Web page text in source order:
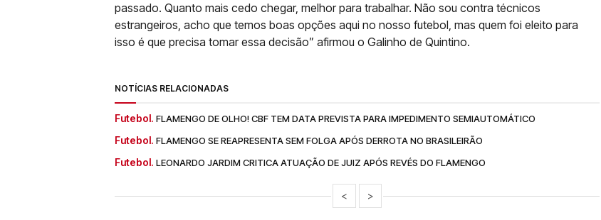
passado. Quanto mais cedo chegar, melhor para trabalhar. Não sou contra técnicos
estrangeiros, acho que temos boas opções aqui no nosso futebol, mas quem foi eleito para
isso é que precisa tomar essa decisão” afirmou o Galinho de Quintino.
NOTÍCIAS RELACIONADAS
Futebol. FLAMENGO DE OLHO! CBF TEM DATA PREVISTA PARA IMPEDIMENTO SEMIAUTOMÁTICO
Futebol. FLAMENGO SE REAPRESENTA SEM FOLGA APÓS DERROTA NO BRASILEIRÃO
Futebol. LEONARDO JARDIM CRITICA ATUAÇÃO DE JUIZ APÓS REVÉS DO FLAMENGO
< >